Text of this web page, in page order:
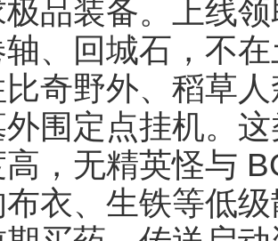
品装备。上线
、回城石，不
奇野外、稻草
围定点挂机。
高，无精英怪与
衣、生铁等低